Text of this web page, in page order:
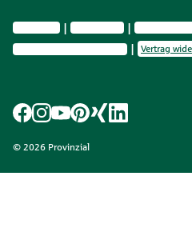
Impressum Datenschutz
Privatsphäre-Einstellungen
Vertrag